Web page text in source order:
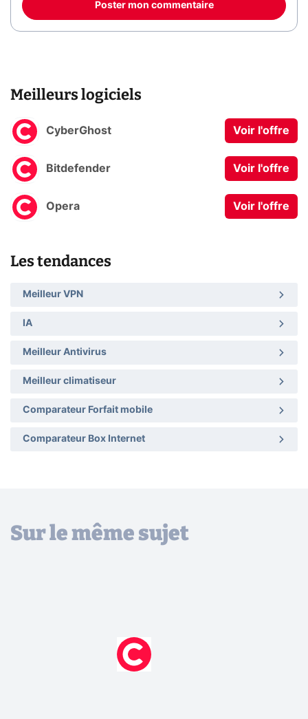
Poster mon commentaire
Meilleurs logiciels
CyberGhost Voir l'offre
Bitdefender Voir l'offre
Opera Voir l'offre
Les tendances
Meilleur VPN
IA
Meilleur Antivirus
Meilleur climatiseur
Comparateur Forfait mobile
Comparateur Box Internet
Sur le même sujet